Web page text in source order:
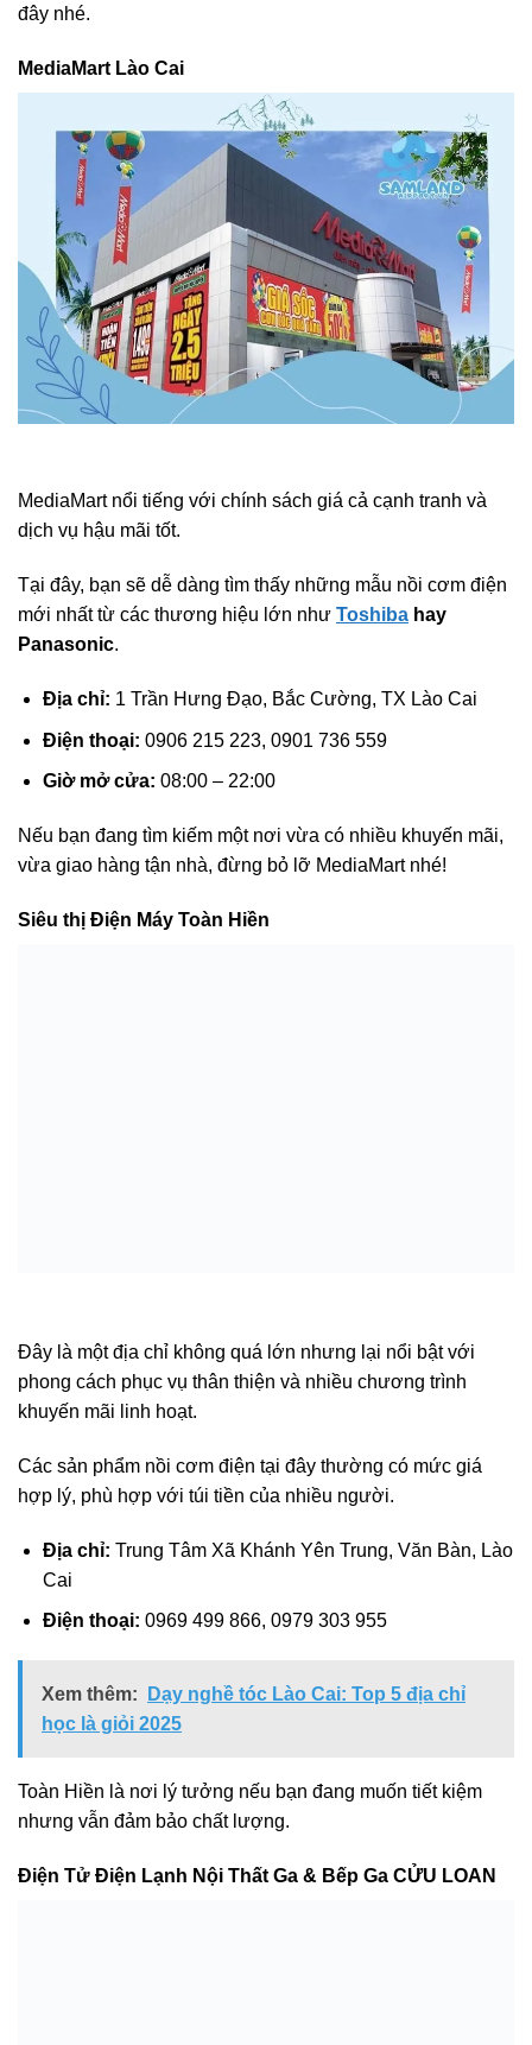
đây nhé.
MediaMart Lào Cai
MediaMart nổi tiếng với chính sách giá cả cạnh tranh và
dịch vụ hậu mãi tốt.
Tại đây, bạn sẽ dễ dàng tìm thấy những mẫu nồi cơm điện
mới nhất từ các thương hiệu lớn như Toshiba hay
Panasonic.
Địa chỉ: 1 Trần Hưng Đạo, Bắc Cường, TX Lào Cai
Điện thoại: 0906 215 223, 0901 736 559
Giờ mở cửa: 08:00 – 22:00
Nếu bạn đang tìm kiếm một nơi vừa có nhiều khuyến mãi,
vừa giao hàng tận nhà, đừng bỏ lỡ MediaMart nhé!
Siêu thị Điện Máy Toàn Hiền
Đây là một địa chỉ không quá lớn nhưng lại nổi bật với
phong cách phục vụ thân thiện và nhiều chương trình
khuyến mãi linh hoạt.
Các sản phẩm nồi cơm điện tại đây thường có mức giá
hợp lý, phù hợp với túi tiền của nhiều người.
Địa chỉ: Trung Tâm Xã Khánh Yên Trung, Văn Bàn, Lào
Cai
Điện thoại: 0969 499 866, 0979 303 955
Xem thêm:
Dạy nghề tóc Lào Cai: Top 5 địa chỉ
học là giỏi 2025
Toàn Hiền là nơi lý tưởng nếu bạn đang muốn tiết kiệm
nhưng vẫn đảm bảo chất lượng.
Điện Tử Điện Lạnh Nội Thất Ga & Bếp Ga CỬU LOAN